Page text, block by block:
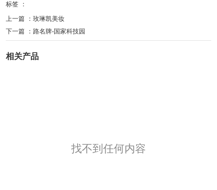
标签 ：
上一篇 ： 玫琳凯美妆
下一篇 ： 路名牌-国家科技园
相关产品
找不到任何内容